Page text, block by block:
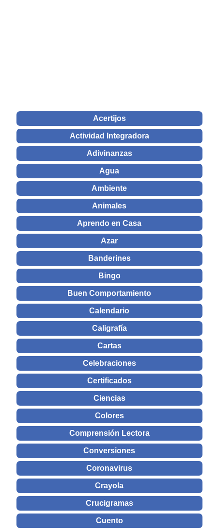
Acertijos
Actividad Integradora
Adivinanzas
Agua
Ambiente
Animales
Aprendo en Casa
Azar
Banderines
Bingo
Buen Comportamiento
Calendario
Caligrafía
Cartas
Celebraciones
Certificados
Ciencias
Colores
Comprensión Lectora
Conversiones
Coronavirus
Crayola
Crucigramas
Cuento